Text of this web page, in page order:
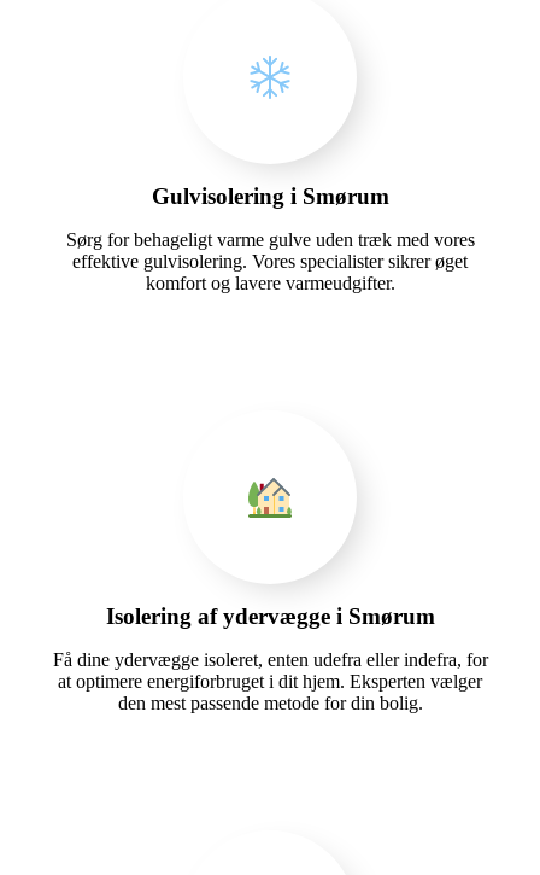
Gulvisolering i Smørum
Sørg for behageligt varme gulve uden træk med vores
effektive gulvisolering. Vores specialister sikrer øget
komfort og lavere varmeudgifter.
Isolering af ydervægge i Smørum
Få dine ydervægge isoleret, enten udefra eller indefra, for
at optimere energiforbruget i dit hjem. Eksperten vælger
den mest passende metode for din bolig.